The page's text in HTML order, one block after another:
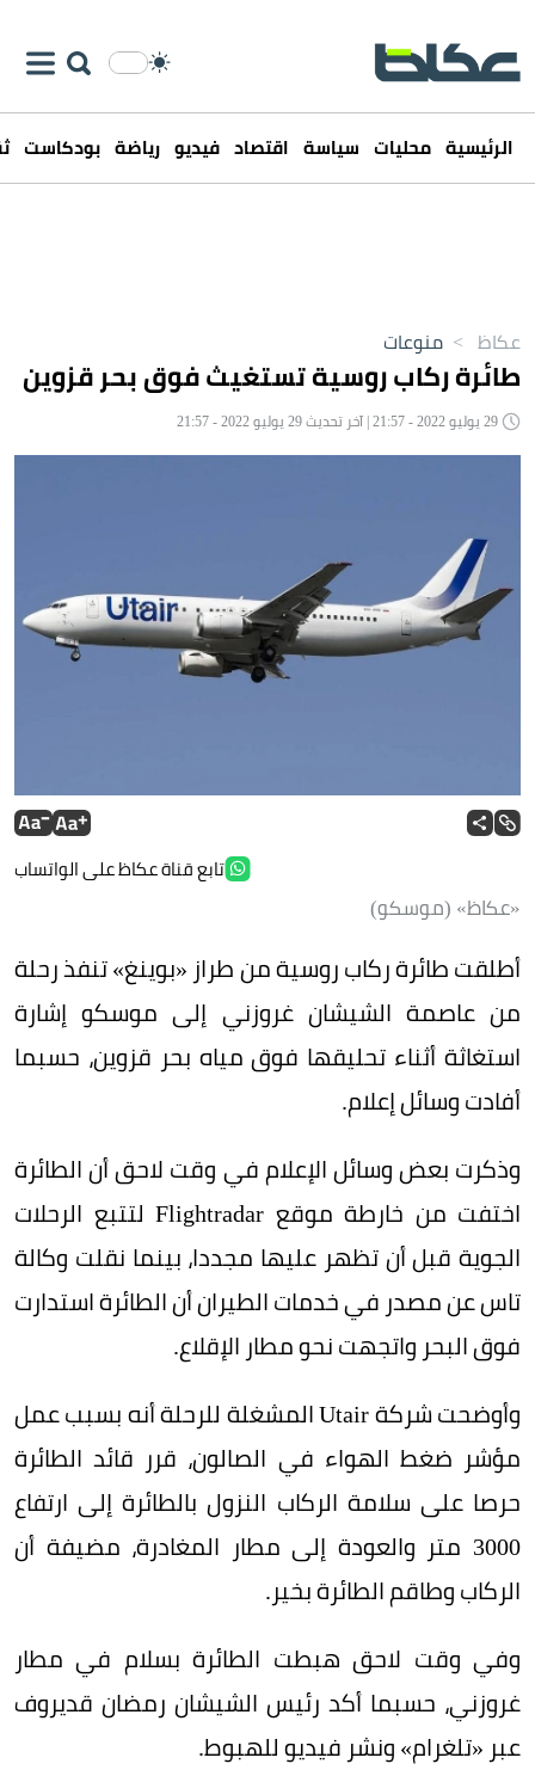
الرئيسية محليات سياسة اقتصاد فيديو رياضة بودكاست
عكاظ > منوعات
طائرة ركاب روسية تستغيث فوق بحر قزوين
تابع قناة عكاظ على الواتساب
«عكاظ» (موسكو)
أطلقت طائرة ركاب روسية من طراز «بوينغ» تنفذ رحلة
من عاصمة الشيشان غروزني إلى موسكو إشارة
استغاثة أثناء تحليقها فوق مياه بحر قزوين، حسبما
أفادت وسائل إعلام.
وذكرت بعض وسائل الإعلام في وقت لاحق أن الطائرة
اختفت من خارطة موقع Flightradar لتتبع الرحلات
الجوية قبل أن تظهر عليها مجددا، بينما نقلت وكالة
تاس عن مصدر في خدمات الطيران أن الطائرة استدارت
فوق البحر واتجهت نحو مطار الإقلاع.
وأوضحت شركة Utair المشغلة للرحلة أنه بسبب عمل
مؤشر ضغط الهواء في الصالون، قرر قائد الطائرة
حرصا على سلامة الركاب النزول بالطائرة إلى ارتفاع
3000 متر والعودة إلى مطار المغادرة، مضيفة أن
الركاب وطاقم الطائرة بخير.
وفي وقت لاحق هبطت الطائرة بسلام في مطار
غروزني، حسبما أكد رئيس الشيشان رمضان قديروف
عبر «تلغرام» ونشر فيديو للهبوط.